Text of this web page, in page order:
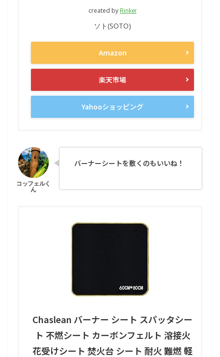
created byRinker
ソト(SOTO)
Amazon
楽天市場
Yahooショッピング
バーナーシートを敷くのもいいね！
Chaslean バーナー シート スパッタシー
ト 不燃シート カーボンフェルト 溶接火
花受けシート 焚火台 シート 耐火 難燃 軽